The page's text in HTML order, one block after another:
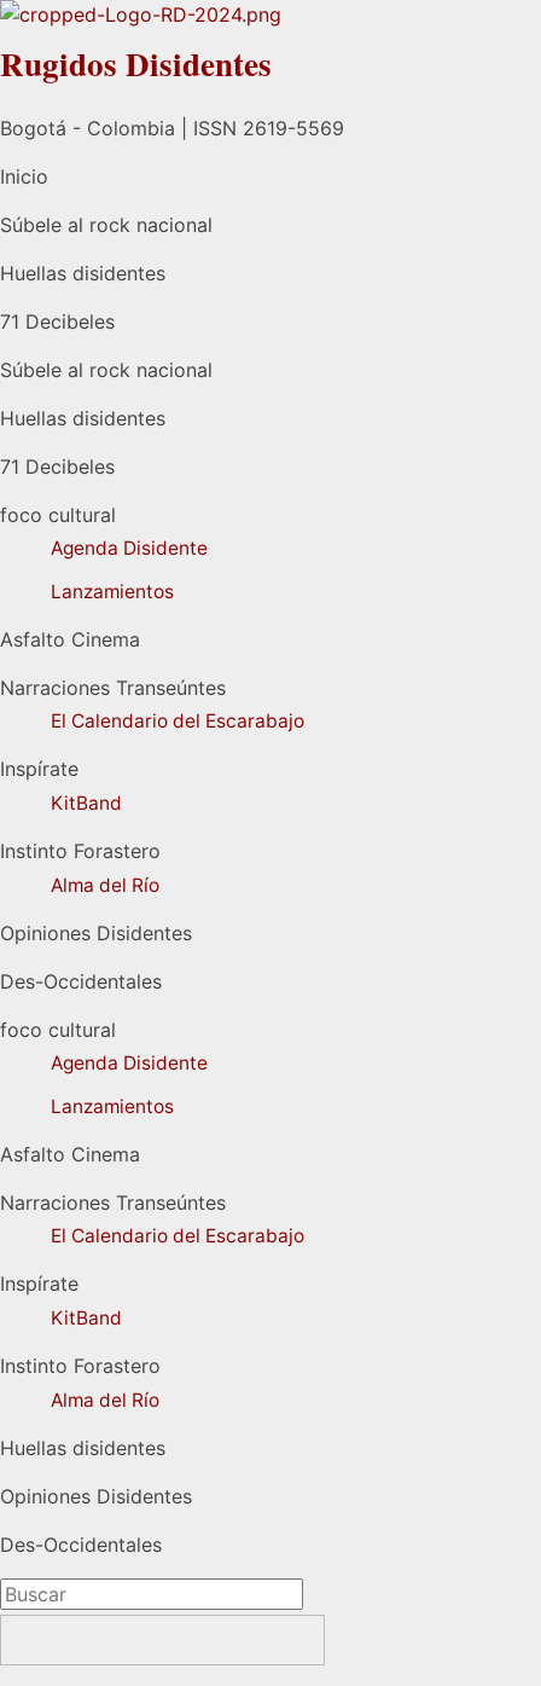
Rugidos Disidentes
Bogotá - Colombia | ISSN 2619-5569
Inicio
Súbele al rock nacional
Huellas disidentes
71 Decibeles
Súbele al rock nacional
Huellas disidentes
71 Decibeles
foco cultural
Agenda Disidente
Lanzamientos
Asfalto Cinema
Narraciones Transeúntes
El Calendario del Escarabajo
Inspírate
KitBand
Instinto Forastero
Alma del Río
Opiniones Disidentes
Des-Occidentales
foco cultural
Agenda Disidente
Lanzamientos
Asfalto Cinema
Narraciones Transeúntes
El Calendario del Escarabajo
Inspírate
KitBand
Instinto Forastero
Alma del Río
Huellas disidentes
Opiniones Disidentes
Des-Occidentales